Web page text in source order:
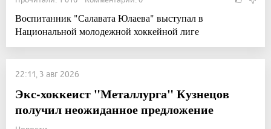
Воспитанник "Салавата Юлаева" выступал в
Национальной молодежной хоккейной лиге
22:11, 3 авг 2026
Экс-хоккеист "Металлурга" Кузнецов
получил неожиданное предложение